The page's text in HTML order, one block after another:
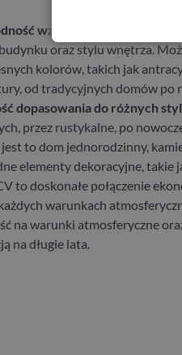
wzorów i kolorów
–
oraz stylu wnętrza.
kolorów, takich jak
od tradycyjnych domów po
dopasowania do różnych
przez rustykalne, po
jest to dom jednorodzinny,
elementy dekoracyjne, takie
to doskonałe połączenie
warunkach
na warunki atmosferyczne
na długie lata.